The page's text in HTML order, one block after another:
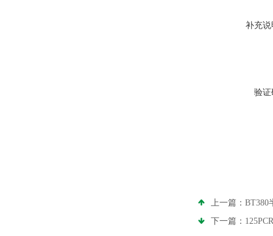
补充说
验证
上一篇： BT380
下一篇：